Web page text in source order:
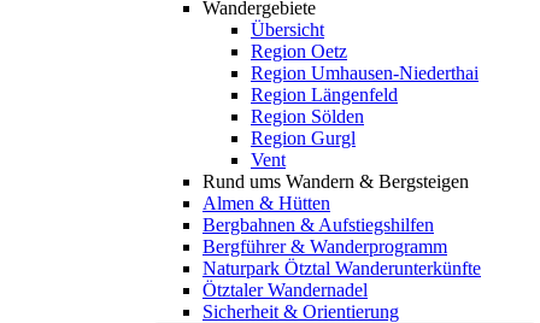
Wandergebiete
Übersicht
Region Oetz
Region Umhausen-Niederthai
Region Längenfeld
Region Sölden
Region Gurgl
Vent
Rund ums Wandern & Bergsteigen
Almen & Hütten
Bergbahnen & Aufstiegshilfen
Bergführer & Wanderprogramm
Naturpark Ötztal Wanderunterkünfte
Ötztaler Wandernadel
Sicherheit & Orientierung